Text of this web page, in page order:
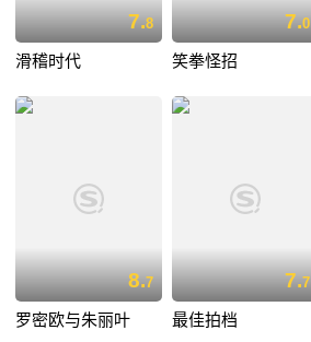
7.8
滑稽时代
7.0
笑拳怪招
8.7
罗密欧与朱丽叶
7.7
最佳拍档